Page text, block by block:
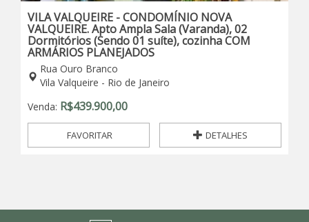
VILA VALQUEIRE - CONDOMÍNIO NOVA
VALQUEIRE. Apto Ampla Sala (Varanda), 02
Dormitórios (Sendo 01 suíte), cozinha COM
ARMÁRIOS PLANEJADOS
Rua Ouro Branco
Vila Valqueire - Rio de Janeiro
Venda: R$439.900,00
FAVORITAR DETALHES